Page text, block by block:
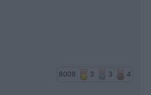
8008 3 3 4